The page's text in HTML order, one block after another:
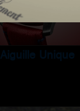
Aiguille Unique